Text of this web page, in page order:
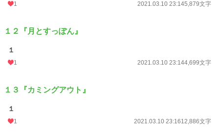
1 2021.03.10 23:145,879文字
１２『月とすっぽん』
１
1 2021.03.10 23:144,699文字
１３『カミングアウト』
１
1 2021.03.10 23:1612,886文字